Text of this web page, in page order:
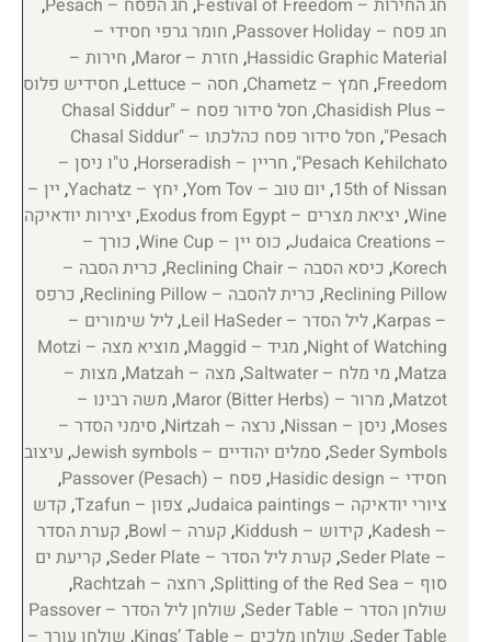
חג החירות – Festival of Freedom
, חג הפסח – Pesach
,
חג פסח – Passover Holiday
, חומר גרפי חסידי –
Hassidic Graphic Material
, חזרת – Maror , חירות –
Freedom
, חמץ – Chametz , חסה – Lettuce , חסידיש פלוס
– Chasidish Plus
,
חסל סידור פסח – "Chasal Siddur
Pesach"
,
חסל סידור פסח כהלכתו – "Chasal Siddur
Pesach Kehilchato"
, חריין – Horseradish , ט"ו ניסן –
15th of Nissan
, יום טוב – Yom Tov , יחץ – Yachatz , יין –
Wine
, יציאת מצרים – Exodus from Egypt , יצירות יודאיקה
– Judaica Creations
, כוס יין – Wine Cup , כורך –
Korech
, כיסא הסבה – Reclining Chair , כרית הסבה –
Reclining Pillow
, כרית להסבה – Reclining Pillow , כרפס
– Karpas
,ליל הסדר – Leil HaSeder ,ליל שימורים –
Night of Watching
, מגיד – Maggid ,
מוציא מצה – Motzi
Matza
, מי מלח – Saltwater , מצה – Matzah , מצות –
Matzot
, מרור – Maror (Bitter Herbs) , משה רבינו –
Moses
, ניסן – Nissan , נרצה – Nirtzah , סימני הסדר –
Seder Symbols
, סמלים יהודיים – Jewish symbols , עיצוב
חסידי – Hasidic design
, פסח – Passover (Pesach)
,
ציורי יודאיקה – Judaica paintings
, צפון – Tzafun , קדש
– Kadesh
, קידוש – Kiddush , קערה – Bowl , קערת הסדר
– Seder Plate
, קערת ליל הסדר – Seder Plate , קריעת ים
סוף – Splitting of the Red Sea
, רחצה – Rachtzah
,
שולחן הסדר – Seder Table
,
שולחן ליל הסדר – Passover